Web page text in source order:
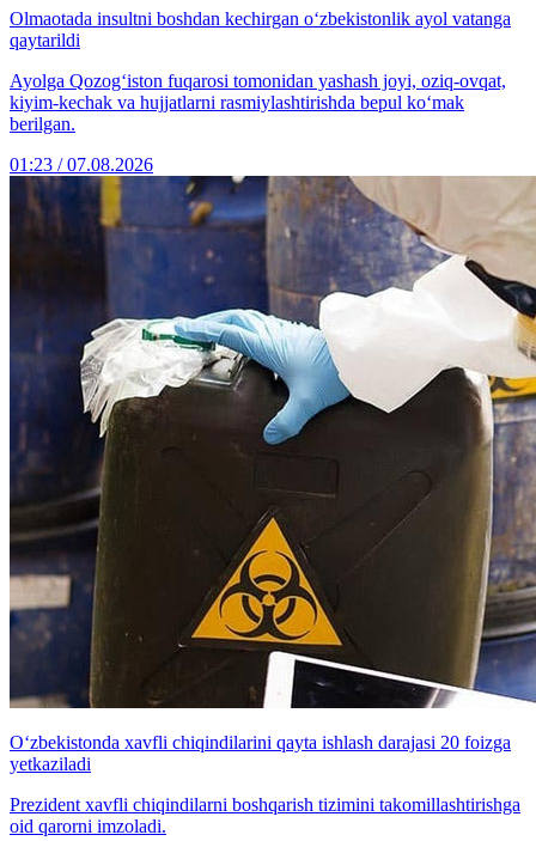
Olmaotada insultni boshdan kechirgan o‘zbekistonlik ayol vatanga
qaytarildi
Ayolga Qozog‘iston fuqarosi tomonidan yashash joyi, oziq-ovqat,
kiyim-kechak va hujjatlarni rasmiylashtirishda bepul ko‘mak
berilgan.
01:23 / 07.08.2026
O‘zbekistonda xavfli chiqindilarini qayta ishlash darajasi 20 foizga
yetkaziladi
Prezident xavfli chiqindilarni boshqarish tizimini takomillashtirishga
oid qarorni imzoladi.